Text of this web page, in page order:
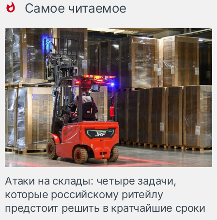
Самое читаемое
Атаки на склады: четыре задачи,
которые российскому ритейлу
предстоит решить в кратчайшие сроки